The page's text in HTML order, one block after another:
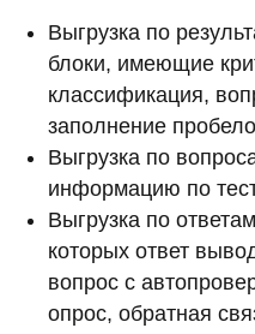
Выгрузка по
блоки, имеющие
классификация,
заполнение
Выгрузка по
информацию по
Выгрузка по
которых ответ
вопрос с
опрос, обратная